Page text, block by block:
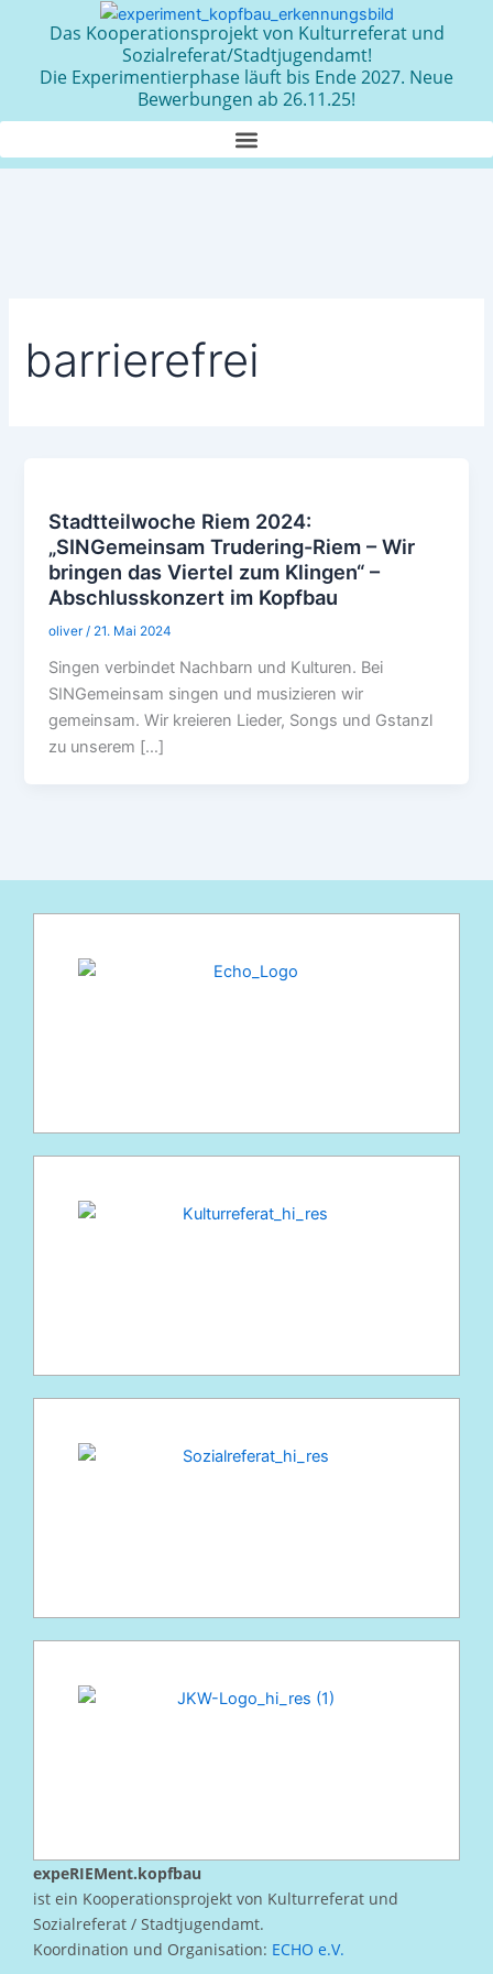
Das Kooperationsprojekt von Kulturreferat und
Sozialreferat/Stadtjugendamt!
Die Experimentierphase läuft bis Ende 2027. Neue
Bewerbungen ab 26.11.25!
barrierefrei
Stadtteilwoche Riem 2024:
„SINGemeinsam Trudering-Riem – Wir
bringen das Viertel zum Klingen“ –
Abschlusskonzert im Kopfbau
oliver/ 21. Mai 2024
Singen verbindet Nachbarn und Kulturen. Bei
SINGemeinsam singen und musizieren wir
gemeinsam. Wir kreieren Lieder, Songs und Gstanzl
zu unserem […]
expeRIEMent.kopfbau
ist ein Kooperationsprojekt von Kulturreferat und
Sozialreferat / Stadtjugendamt.
Koordination und Organisation: ECHO e.V.